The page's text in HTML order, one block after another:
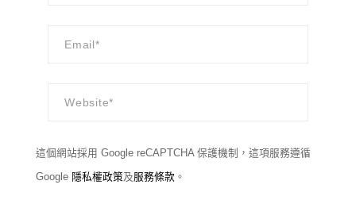
這個網站採用 Google reCAPTCHA 保護機制，這項服務遵循
Google 隱私權政策及服務條款 。